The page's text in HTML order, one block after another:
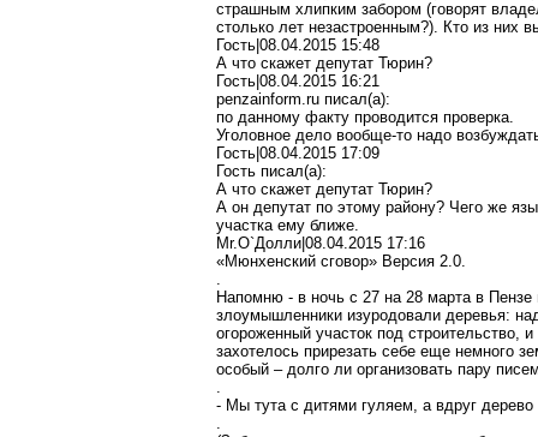
страшным хлипким забором (говорят
столько лет незастроенным?). Кто из них
Гость|08.04.2015 15:48
А что скажет депутат Тюрин?
Гость|08.04.2015 16:21
penzainform.ru писал(a):
по данному факту проводится проверка.
Уголовное дело вообще-то надо
Гость|08.04.2015 17:09
Гость писал(a):
А что скажет депутат Тюрин?
А он депутат по этому району? Чего же
участка ему ближе.
Mr.O`Долли|08.04.2015 17:16
«Мюнхенский сговор» Версия 2.0.
.
Напомню - в ночь с 27 на 28 марта в Пензе
злоумышленники изуродовали деревья:
огороженный участок под
захотелось прирезать себе еще немного
особый – долго ли организовать пару
.
- Мы тута с дитями гуляем, а вдруг дерево
.